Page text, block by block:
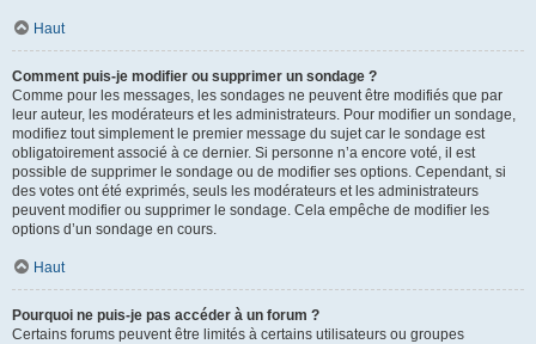
Haut
Comment puis-je modifier ou supprimer un sondage ?
Comme pour les messages, les sondages ne peuvent être modifiés que par
leur auteur, les modérateurs et les administrateurs. Pour modifier un sondage,
modifiez tout simplement le premier message du sujet car le sondage est
obligatoirement associé à ce dernier. Si personne n’a encore voté, il est
possible de supprimer le sondage ou de modifier ses options. Cependant, si
des votes ont été exprimés, seuls les modérateurs et les administrateurs
peuvent modifier ou supprimer le sondage. Cela empêche de modifier les
options d’un sondage en cours.
Haut
Pourquoi ne puis-je pas accéder à un forum ?
Certains forums peuvent être limités à certains utilisateurs ou groupes